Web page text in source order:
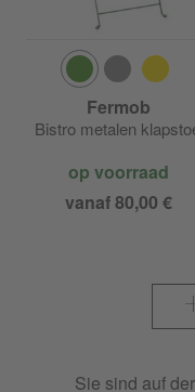
Fermob
Bistro metalen
op voorraad
vanaf 80,00 €
Sie sind auf